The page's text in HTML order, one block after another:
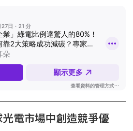
和ESG績效指標，並締造多項
，了解台達
成功經驗分享 主持人 | 今
聯合製播 -- Hosting provided by SoundOn
電市場中創造競爭優